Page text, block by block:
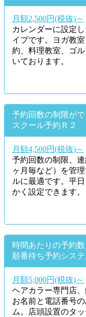
月額2,500円(税抜)～
カレンダーに設定
イプです。ヨガ教
約、料理教室、ゴ
いております。
予約回数の制限がで
スクール予約Ｒ２
月額4,500円(税抜)～
予約回数の制限、
ヶ月毎など）を管
ルに最適です。平
かく設定できます。
時間あたりの予約
順番待ち予約システ
月額5,000円(税抜)～
ヘアカラー専門店
お名前と電話番号
ム。店頭設置のタ